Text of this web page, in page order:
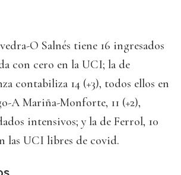
O Salnés tiene 16 ingresados
con cero en la UCI; la de
contabiliza 14 (+3), todos ellos en
A Mariña-Monforte, 11 (+2),
intensivos; y la de Ferrol, 10
las UCI libres de covid.